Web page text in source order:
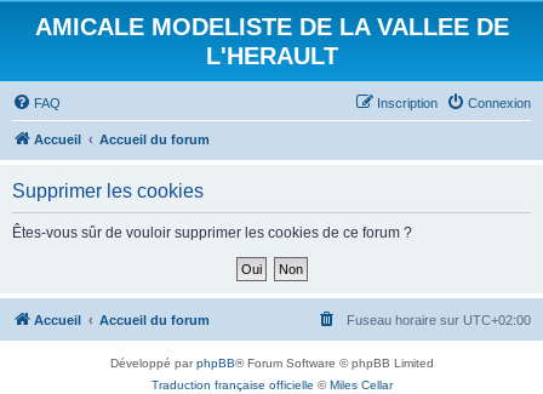
AMICALE MODELISTE DE LA VALLEE DE
L'HERAULT
FAQ Connexion
Inscription
Accueil Accueil du forum
Supprimer les cookies
Êtes-vous sûr de vouloir supprimer les cookies de ce forum ?
Accueil Accueil du forum Fuseau horaire sur UTC+02:00
Développé parphpBB® Forum Software © phpBB Limited
Traduction française officielle ©Miles Cellar